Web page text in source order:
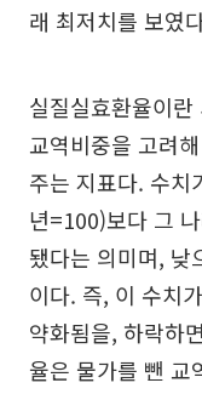
래 최저치를 보였
실질실효환율이
교역비중을 고려
주는 지표다. 수
년=100)보다 그
됐다는 의미며, 낮
이다. 즉, 이 수치
약화됨을, 하락하
율은 물가를 뺀 교